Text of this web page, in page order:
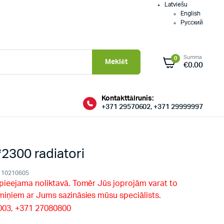
Latviešu
English
Русский
Meklēt 0 Summa
€0.00
Kontakttālrunis:
+371 29570602, +371 29999997
radiatori
10210605
noliktavā. Tomēr Jūs joprojām varat to
ar Jums sazināsies mūsu speciālists.
+371 27080800